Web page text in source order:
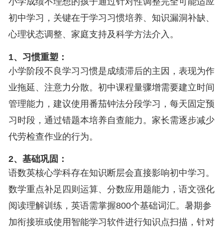
初中学习，关键在于学习习惯培养、知识漏洞补缺、
心理状态调整、家庭支持及科学方法介入。
1、习惯重塑：
小学阶段不良学习习惯是成绩滞后的主因，表现为作
业拖延、注意力分散。初中课程量骤增需要建立时间
管理能力，建议使用番茄钟法分段学习，每天固定预
习时段，通过错题本培养自查能力。家长需逐步减少
代劳检查作业的行为。
2、基础巩固：
语数英核心学科存在知识断层会直接影响初中学习。
数学重点补足四则运算、分数应用题能力，语文强化
阅读理解训练，英语需掌握800个基础词汇。暑期参
加衔接班或使用智能学习软件进行知识点扫描，针对